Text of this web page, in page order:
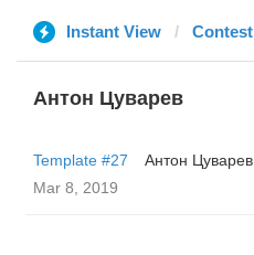
Instant View Contest
Антон Цуварев
Template #27
Антон Цуварев
Mar 8, 2019